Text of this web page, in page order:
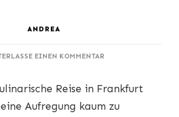
ANDREA
EINEN KOMMENTARZU
EINZIGARTIGE
Reise in Frankfurt
Aufregung kaum zu